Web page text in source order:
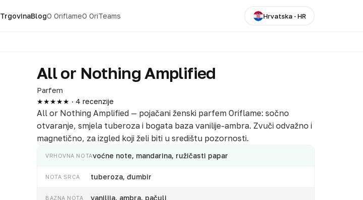
TrgovinaBlogO OriflameO OriTeams Hrvatska· HR
All or Nothing Amplified
Parfem
★★★★★ · 4 recenzije
All or Nothing Amplified — pojačani ženski parfem Oriflame: sočno
otvaranje, smjela tuberoza i bogata baza vanilije-ambra. Zvuči odvažno i
magnetično, za izgled koji želi biti u središtu pozornosti.
VRHOVNA NOTAvoćne note, mandarina, ružičasti papar
NOTA SRCA tuberoza, đumbir
BAZNA NOTA vanilija, ambra, pačuli